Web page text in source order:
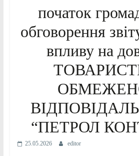
початок
обговорення
впливу на
“ПЕТРОЛ
25.05.2026 editor